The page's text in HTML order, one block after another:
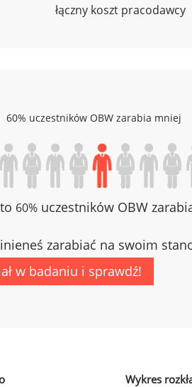
łączny koszt pracodawcy
60% uczestników OBW zarabia mniej
60% uczestników OBW
zarabiać na swoim
w badaniu i sprawdź!
Wykres